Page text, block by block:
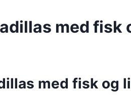
med fisk
med fisk og